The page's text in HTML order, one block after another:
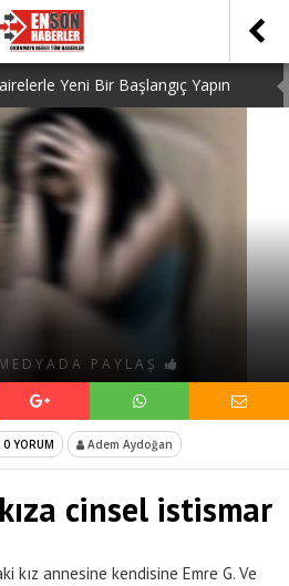
Yeni Bir Başlangıç Yapın
Peşindeki Uzmanlık
Firmaları: En İyi 10 Şirket
İşletme Maliyetlerinizi Düşürün
of Using a Free TDEE Calculator
PAYLAŞ
0 YORUM Adem Aydoğan
cinsel istismar
kız annesine kendisine Emre G. Ve